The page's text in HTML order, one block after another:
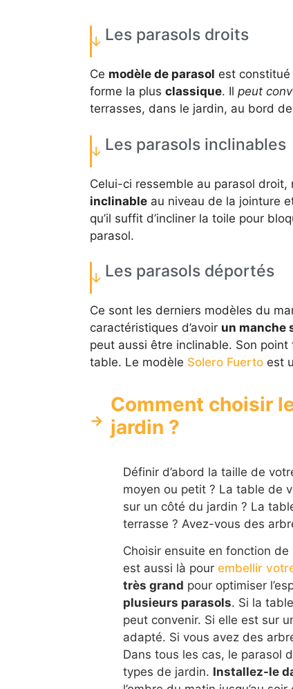
Les parasols droits
Ce modèle de parasol est constitué
forme la plus classique. Il peut
terrasses, dans le jardin, au bord
Les parasols inclinables
Celui-ci ressemble au parasol
inclinableau niveau de la jointure
qu’il suffit d’incliner la toile pour
parasol.
Les parasols déportés
Ce sont les derniers modèles du
caractéristiques d’avoir un manche
peut aussi être inclinable. Son
table. Le modèle Solero Fuertoest
Comment choisir
jardin ?
Définir d’abord la taille de
moyen ou petit ? La table de
sur un côté du jardin ? La
terrasse ? Avez-vous des
Choisir ensuite en fonction
est aussi là pour embellir
très grand pour optimiser
plusieurs parasols. Si la
peut convenir. Si elle est sur
adapté. Si vous avez des
Dans tous les cas, le parasol
types de jardin. Installez-le